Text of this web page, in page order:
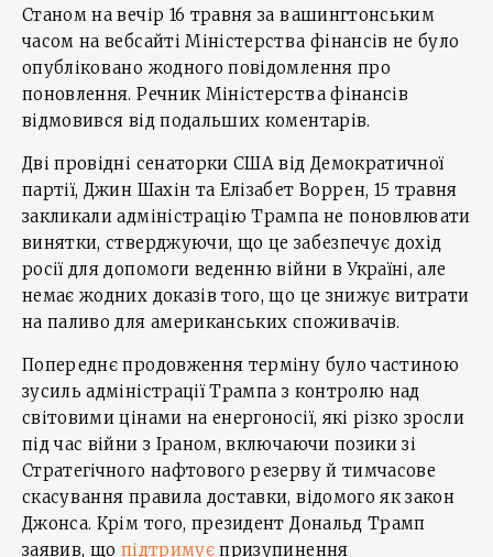
Станом на вечір 16 травня за вашингтонським
часом на вебсайті Міністерства фінансів не було
опубліковано жодного повідомлення про
поновлення. Речник Міністерства фінансів
відмовився від подальших коментарів.
Дві провідні сенаторки США від Демократичної
партії, Джин Шахін та Елізабет Воррен, 15 травня
закликали адміністрацію Трампа не поновлювати
винятки, стверджуючи, що це забезпечує дохід
росії для допомоги веденню війни в Україні, але
немає жодних доказів того, що це знижує витрати
на паливо для американських споживачів.
Попереднє продовження терміну було частиною
зусиль адміністрації Трампа з контролю над
світовими цінами на енергоносії, які різко зросли
під час війни з Іраном, включаючи позики зі
Стратегічного нафтового резерву й тимчасове
скасування правила доставки, відомого як закон
Джонса. Крім того, президент Дональд Трамп
заявив, що підтримує призупинення